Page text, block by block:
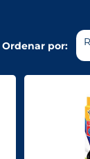
Ordenar por: